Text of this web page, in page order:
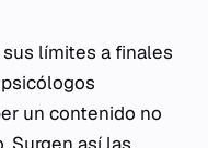
límites a finales
un contenido no